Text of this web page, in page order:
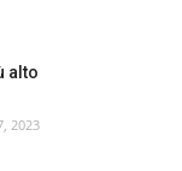
alto
2023